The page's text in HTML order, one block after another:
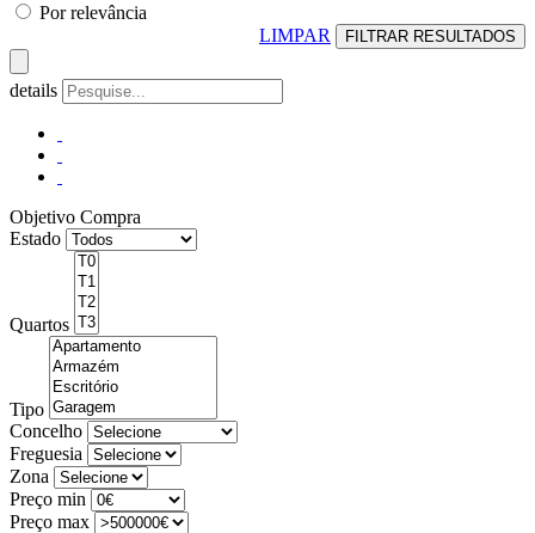
Por relevância
LIMPAR
details
Objetivo Compra
Estado
Quartos
Tipo
Concelho
Freguesia
Zona
Preço min
Preço max